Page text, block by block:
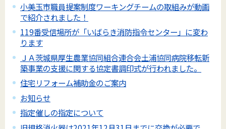
小美玉市職員提案制度ワーキングチームの取組みが動画
で紹介されました！
119番受信場所が「いばらき消防指令センター」に変わ
ります
ＪＡ茨城県厚生農業協同組合連合会土浦協同病院移転新
築事業の支援に関する協定書調印式が行われました。
住宅リフォーム補助金のご案内
お知らせ
指定催しの指定について